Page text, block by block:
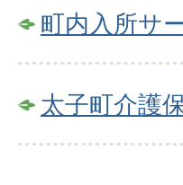
町内入所サ
太子町介護